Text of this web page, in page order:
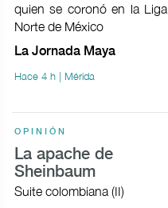
quien se coronó en la Liga
Norte de México
La Jornada Maya
Hace 4 h | Mérida
OPINIÓN
La apache de
Sheinbaum
Suite colombiana (II)